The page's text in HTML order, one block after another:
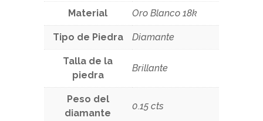
Material Oro Blanco 18k
Tipo de Piedra Diamante
Talla de la
piedra
Brillante
Peso del
diamante
0.15 cts